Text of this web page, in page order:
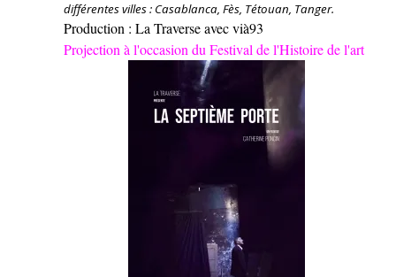
différentes villes : Casablanca, Fès, Tétouan, Tanger.
Production : La Traverse avec vià93
Projection à l'occasion du Festival de l'Histoire de l'art